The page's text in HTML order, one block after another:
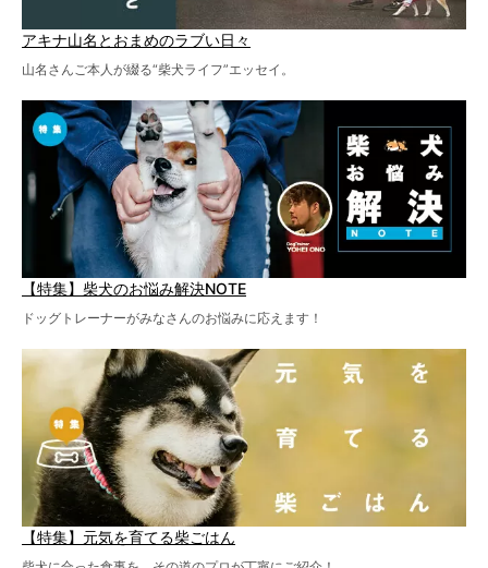
アキナ山名とおまめのラブい日々
山名さんご本人が綴る“柴犬ライフ”エッセイ。
【特集】柴犬のお悩み解決NOTE
ドッグトレーナーがみなさんのお悩みに応えます！
【特集】元気を育てる柴ごはん